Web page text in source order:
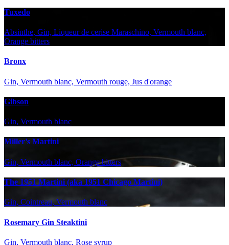
Tuxedo
Absinthe, Gin, Liqueur de cerise Maraschino, Vermouth blanc,
Orange bitters
Bronx
Gin, Vermouth blanc, Vermouth rouge, Jus d'orange
Gibson
Gin, Vermouth blanc
Miller’s Martini
Gin, Vermouth blanc, Orange bitters
The 1951 Martini (aka 1951 Chicago Martini)
Gin, Cointreau, Vermouth blanc
Rosemary Gin Steaktini
Gin, Vermouth blanc, Rose syrup